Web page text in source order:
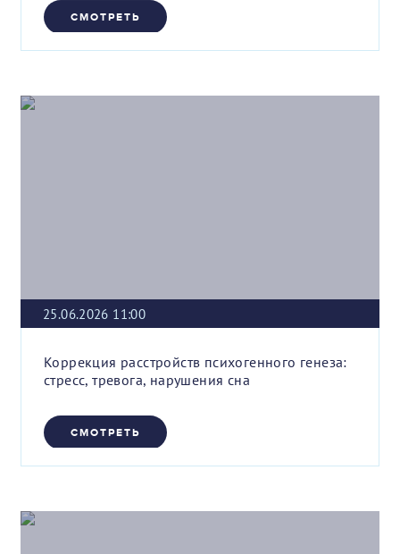
СМОТРЕТЬ
25.06.2026 11:00
Коррекция расстройств психогенного генеза:
стресс, тревога, нарушения сна
СМОТРЕТЬ